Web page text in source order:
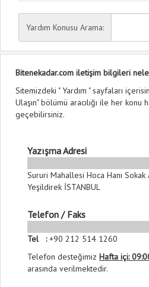
Yardım Konusu Arama:
Bitenekadar.com iletişim bilgileri
Sitemizdeki " Yardım " sayfaları
Ulaşın" bölümü aracılığı ile her konu
geçebilirsiniz.
Yazışma Adresi
Sururi Mahallesi Hoca Hanı
Yeşildirek İSTANBUL
Telefon / Faks
Tel :+90 212 514 1260
Telefon desteğimiz Hafta içi:
arasında verilmektedir.